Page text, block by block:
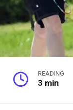
READING
3 min